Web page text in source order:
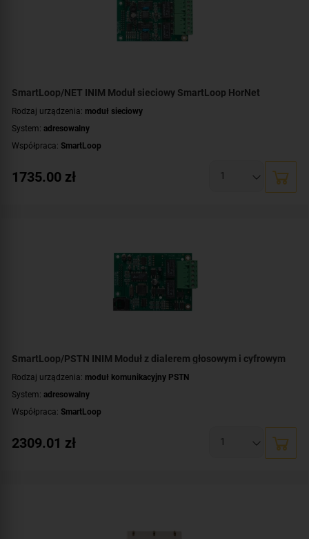
SmartLoop/NET INIM Moduł sieciowy SmartLoop HorNet
Rodzaj urządzenia: moduł sieciowy
System: adresowalny
Współpraca: SmartLoop
1735.00 zł
SmartLoop/PSTN INIM Moduł z dialerem głosowym i cyfrowym
Rodzaj urządzenia: moduł komunikacyjny PSTN
System: adresowalny
Współpraca: SmartLoop
2309.01 zł